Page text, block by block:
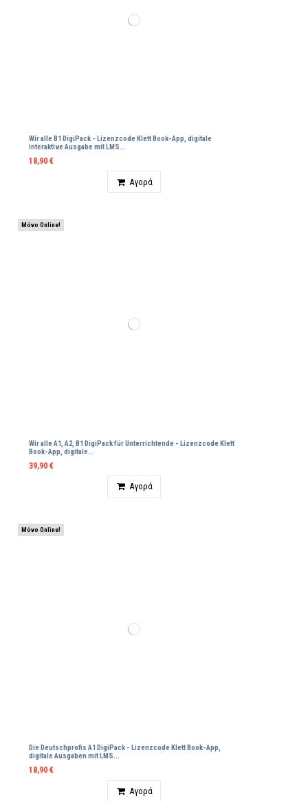
Wir alle B1 DigiPack - Lizenzcode Klett Βοοk-App, digitale
interaktive Ausgabe mit LMS...
18,90 €
Αγορά
Μόνο Online!
Wir alle A1, A2, B1 DigiPack für Unterrichtende - Lizenzcode Klett
Βοοk-App, digitale...
39,90 €
Ποσότητα
Αγορά
Μόνο Online!
Die Deutschprofis A1 DigiPack - Lizenzcode Klett Βοοk-App,
digitale Ausgaben mit LMS...
18,90 €
Αγορά